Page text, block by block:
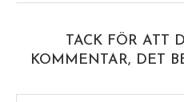
TACK FÖR ATT
KOMMENTAR, DET